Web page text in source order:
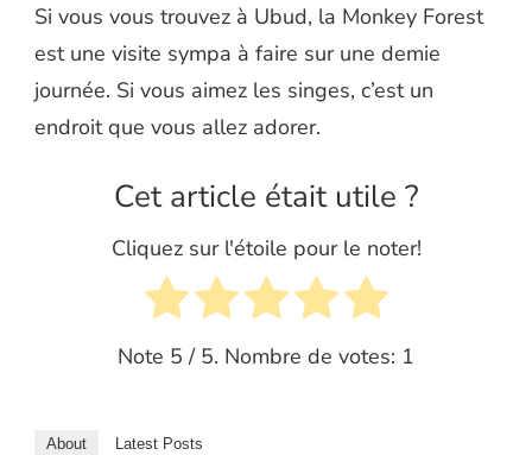
Si vous vous trouvez à Ubud, la Monkey Forest
est une visite sympa à faire sur une demie
journée. Si vous aimez les singes, c’est un
endroit que vous allez adorer.
Cet article était utile ?
Cliquez sur l'étoile pour le noter!
Note 5 / 5. Nombre de votes: 1
About Latest Posts